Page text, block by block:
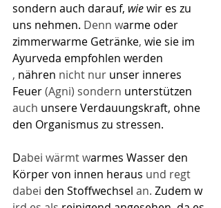
sondern auch darauf, wie wir es zu
uns nehmen. Denn warme oder
zimmerwarme Getränke​, wie sie im
Ayurveda empfohlen werden
, nähren ​ nicht nur unser inneres
Feuer​ (Agni) ​sondern unterstützen
auch unsere Verdauungskraft, ohne
den Organismus zu stressen.
D​abei wärmt warmes Wasser den
Körper von innen heraus ​ und ​regt
dabei den Stoffwechsel ​ an. Zudem w